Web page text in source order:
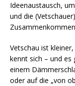
Ideenaustausch,
und die
Vetschau ist
kennt sich – und es
einem
oder auf die „von